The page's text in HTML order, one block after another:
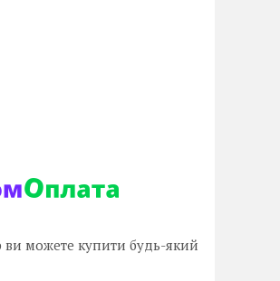
ви можете купити будь-який